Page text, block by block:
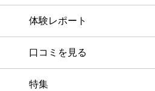
体験レポート
口コミを見る
特集